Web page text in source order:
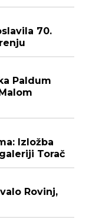
70.
Paldum
Izložba
Torač
Rovinj,